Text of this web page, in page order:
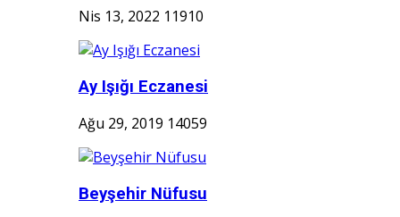
Nis 13, 2022 11910
Ay Işığı Eczanesi
Ağu 29, 2019 14059
Beyşehir Nüfusu